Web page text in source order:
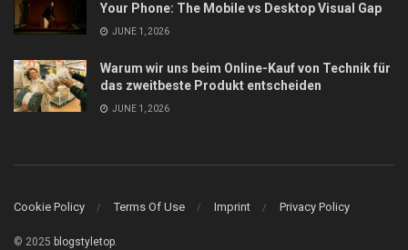
Your Phone: The Mobile vs Desktop Visual Gap
JUNE 1, 2026
Warum wir uns beim Online-Kauf von Technik für
das zweitbeste Produkt entscheiden
JUNE 1, 2026
Cookie Policy Terms Of Use Imprint Privacy Policy
© 2025 blogstyletop